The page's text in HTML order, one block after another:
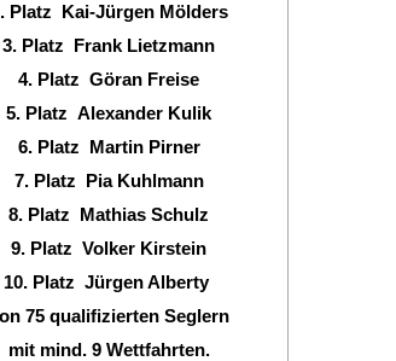
Platz Kai-Jürgen Mölders
3. Platz Frank Lietzmann
4. Platz Göran Freise
5. Platz Alexander Kulik
6. Platz Martin Pirner
7. Platz Pia Kuhlmann
8. Platz Mathias Schulz
9. Platz Volker Kirstein
10. Platz Jürgen Alberty
75 qualifizierten Seglern
mit mind. 9 Wettfahrten.